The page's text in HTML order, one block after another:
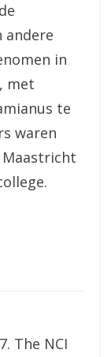
andere
in
met
te
waren
Maastricht
The NCI